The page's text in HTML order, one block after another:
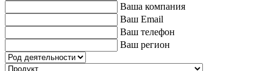
Ваша компания
Ваш Email
Ваш телефон
Ваш регион